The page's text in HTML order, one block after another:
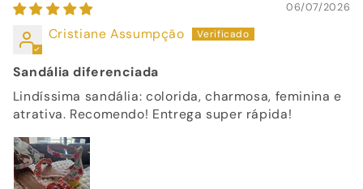
06/07/2026
Cristiane Assumpção
Sandália diferenciada
Lindíssima sandália: colorida, charmosa, feminina e
atrativa. Recomendo! Entrega super rápida!